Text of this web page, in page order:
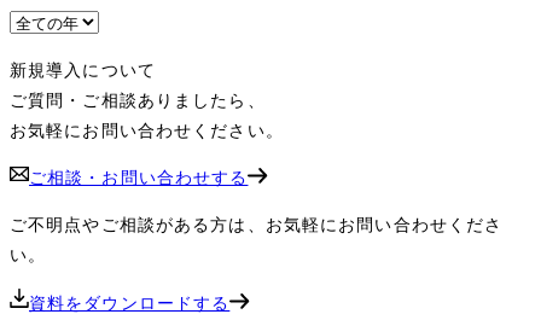
新規導入について
ご質問・ご相談ありましたら、
お気軽にお問い合わせください。
ご相談・お問い合わせする
ご不明点やご相談がある方は、お気軽にお問い合わせくださ
い。
資料をダウンロードする